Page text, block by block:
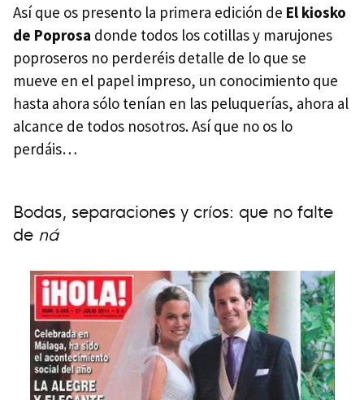
Así que os presento la primera edición de El kiosko
de Poprosa donde todos los cotillas y marujones
poproseros no perderéis detalle de lo que se
mueve en el papel impreso, un conocimiento que
hasta ahora sólo tenían en las peluquerías, ahora al
alcance de todos nosotros. Así que no os lo
perdáis…
Bodas, separaciones y críos: que no falte
de ná